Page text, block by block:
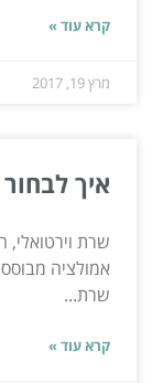
קרא עוד »
מרץ 19, 2017
איך
אמולציה
שרת...
קרא עוד »